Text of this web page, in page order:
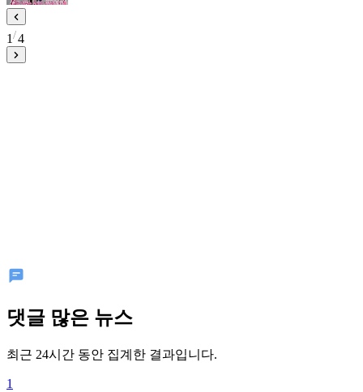
1 4
댓글 많은 뉴스
최근 24시간 동안 집계한 결과입니다.
1